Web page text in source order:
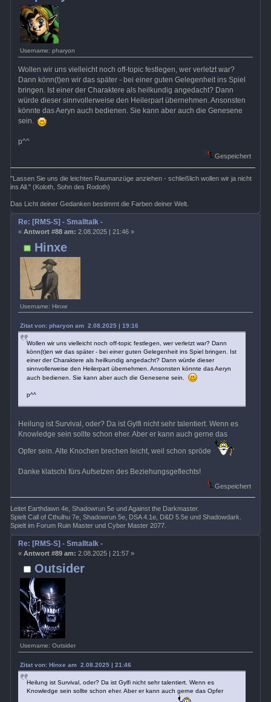
Username: pharyon
Wollen wir uns vielleicht noch off-topic festlegen, wer verletzt war?
Dann könn(t)en wir das später - bei einer guten Gelegenheit ins Spiel
bringen. Ist einer der Charaktere als heilkundig angedacht? Dann
würde dieser sinnvollerweise den Heilerpart übernehmen. Ansonsten
könnte das Aeryn auch bedienen. Sie kann aber auch die Genesene
sein.
p^^
Gespeichert
"Lassen Sie uns die leichten Raumanzüge anziehen - schließlich wollen wir ja nicht
ins All." (Koloth, Sohn des Rodoth)
Das Licht deiner Gedanken bestimmt die Farben deiner Welt.
Hinxe
Username: Hinxe
Re: [RMS-S] - Smalltalk -
« Antwort #88 am: 2.08.2025 | 21:46 »
Zitat von: pharyon am 2.08.2025 | 19:16
Wollen wir uns vielleicht noch off-topic festlegen, wer verletzt war? Dann
könn(t)en wir das später - bei einer guten Gelegenheit ins Spiel bringen. Ist
einer der Charaktere als heilkundig angedacht? Dann würde dieser
sinnvollerweise den Heilerpart übernehmen. Ansonsten könnte das Aeryn
auch bedienen. Sie kann aber auch die Genesene sein.
p^^
Heilung ist Survival, oder? Da ist Gylfi nicht sehr talentiert. Wenn es
Knowledge sein sollte schon eher. Aber er kann auch gerne das
Opfer sein. Alte Knochen brechen leicht, weil schon spröde
Danke klatschi fürs Aufsetzen des Beziehungsgeflechts!
Gespeichert
Leitet Earthdawn 4e, Shadowrun 5e und Against the Darkmaster.
Spielt Call of Cthulhu 7e, Shadowrun 5e, DSA 4.1e, D&D 5.5e und Shadowdark.
Spielt im Forum Ruin Master und Cyber Master 2077.
Outsider
Username: Outsider
Re: [RMS-S] - Smalltalk -
« Antwort #89 am: 2.08.2025 | 21:57 »
Zitat von: Hinxe am 2.08.2025 | 21:46
Heilung ist Survival, oder? Da ist Gylfi nicht sehr talentiert. Wenn es
Knowledge sein sollte schon eher. Aber er kann auch gerne das Opfer